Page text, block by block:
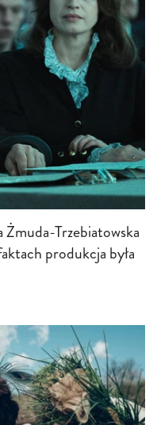
Trzebiatowska
produkcja była